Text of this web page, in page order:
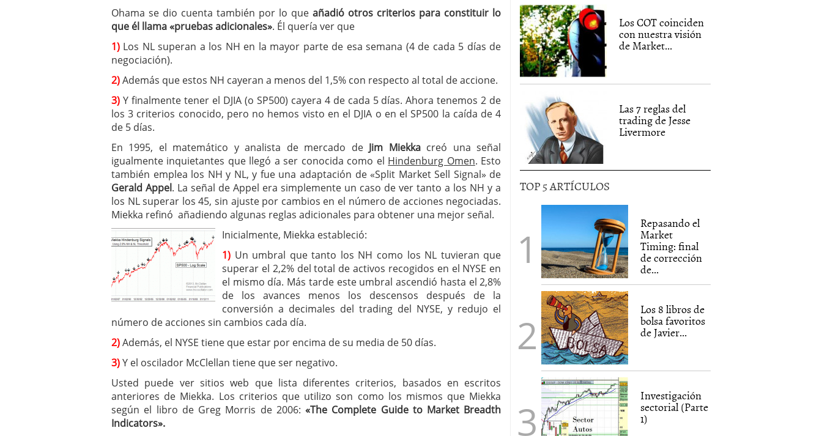
Ohama se dio cuenta también por lo queañadió otros criterios para constituir lo
que él llama «pruebas adicionales». Él quería ver que
1) Los NL superan a los NH en la mayor parte de esa semana (4 de cada 5 días de
negociación).
2)Además que estos NH cayeran a menos del 1,5% con respecto al total de accione.
3) Y finalmente tener el DJIA (o SP500) cayera 4 de cada 5 días. Ahora tenemos 2 de
los 3 criterios conocido, pero no hemos visto en el DJIA o en el SP500 la caída de 4
de 5 días.
En 1995, el matemático y analista de mercado de Jim Miekkacreó una señal
igualmente inquietantes que llegó a ser conocida como el Hindenburg Omen. Esto
también emplea los NH y NL, y fue una adaptación de «Split Market Sell Signal» de
Gerald Appel. La señal de Appel era simplemente un caso de ver tanto a los NH y a
los NL superar los 45, sin ajuste por cambios en el número de acciones negociadas.
Miekka refinó añadiendo algunas reglas adicionales para obtener una mejor señal.
Inicialmente, Miekka estableció:
1) Un umbral que tanto los NH como los NL tuvieran que
superar el 2,2% del total de activos recogidos en el NYSE en
el mismo día. Más tarde este umbral ascendió hasta el 2,8%
de los avances menos los descensos después de la
conversión a decimales del trading del NYSE, y redujo el
número de acciones sin cambios cada día.
2)Además, el NYSE tiene que estar por encima de su media de 50 días.
3)Y el oscilador McClellan tiene que ser negativo.
Usted puede ver sitios web que lista diferentes criterios, basados ​​en escritos
anteriores de Miekka. Los criterios que utilizo son como los mismos que Miekka
según el libro de Greg Morris de 2006:«The Complete Guide to Market Breadth
Indicators».
Los COT coinciden
con nuestra visión
de Market...
Las 7 reglas del
trading de Jesse
Livermore
TOP 5 ARTÍCULOS
Repasando el
Market
Timing: final
de corrección
de...
Los 8 libros de
bolsa favoritos
de Javier...
Investigación
sectorial (Parte
1)